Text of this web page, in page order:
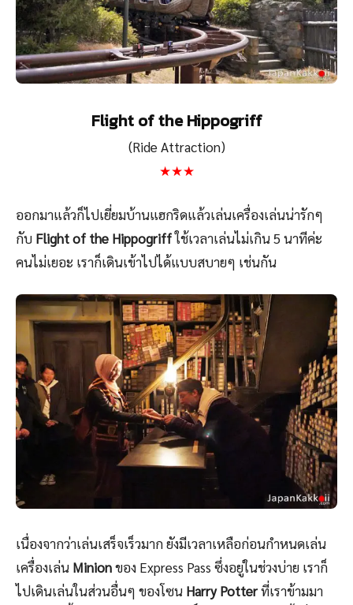
Flight of the Hippogriff
(Ride Attraction)
★★★
ออกมาแล้วก็ไปเยี่ยมบ้านแฮกริดแล้วเล่นเครื่องเล่นน่ารักๆ
กับ Flight of the Hippogriffใช้เวลาเล่นไม่เกิน 5 นาทีค่ะ
คนไม่เยอะ เราก็เดินเข้าไปได้แบบสบายๆ เช่นกัน
เนื่องจากว่าเล่นเสร็จเร็วมาก ยังมีเวลาเหลือก่อนกำหนดเล่น
เครื่องเล่น Minionของ Express Pass ซึ่งอยู่ในช่วงบ่าย เราก็
ไปเดินเล่นในส่วนอื่นๆ ของโซน Harry Potterที่เราข้ามมา